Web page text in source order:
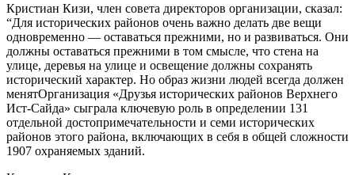
Кристиан Кизи, член совета директоров организации, сказал:
“Для исторических районов очень важно делать две вещи
одновременно — оставаться прежними, но и развиваться. Они
должны оставаться прежними в том смысле, что стена на
улице, деревья на улице и освещение должны сохранять
исторический характер. Но образ жизни людей всегда должен
менятОрганизация «Друзья исторических районов Верхнего
Ист-Сайда» сыграла ключевую роль в определении 131
отдельной достопримечательности и семи исторических
районов этого района, включающих в себя в общей сложности
1907 охраняемых зданий.